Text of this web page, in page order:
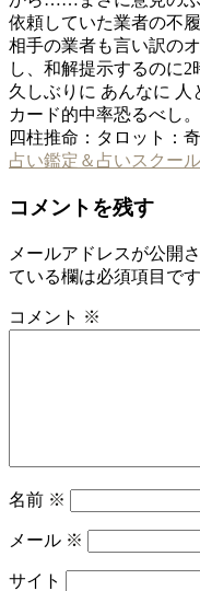
依頼していた業者の不
相手の業者も言い訳の
し、和解提示するのに2
久しぶりに あんなに 人
カード的中率恐るべし。
四柱推命：タロット：
占い鑑定＆占いスク
コメントを残す
メールアドレスが公開
ている欄は必須項目です
コメント ※
名前 ※
メール ※
サイト